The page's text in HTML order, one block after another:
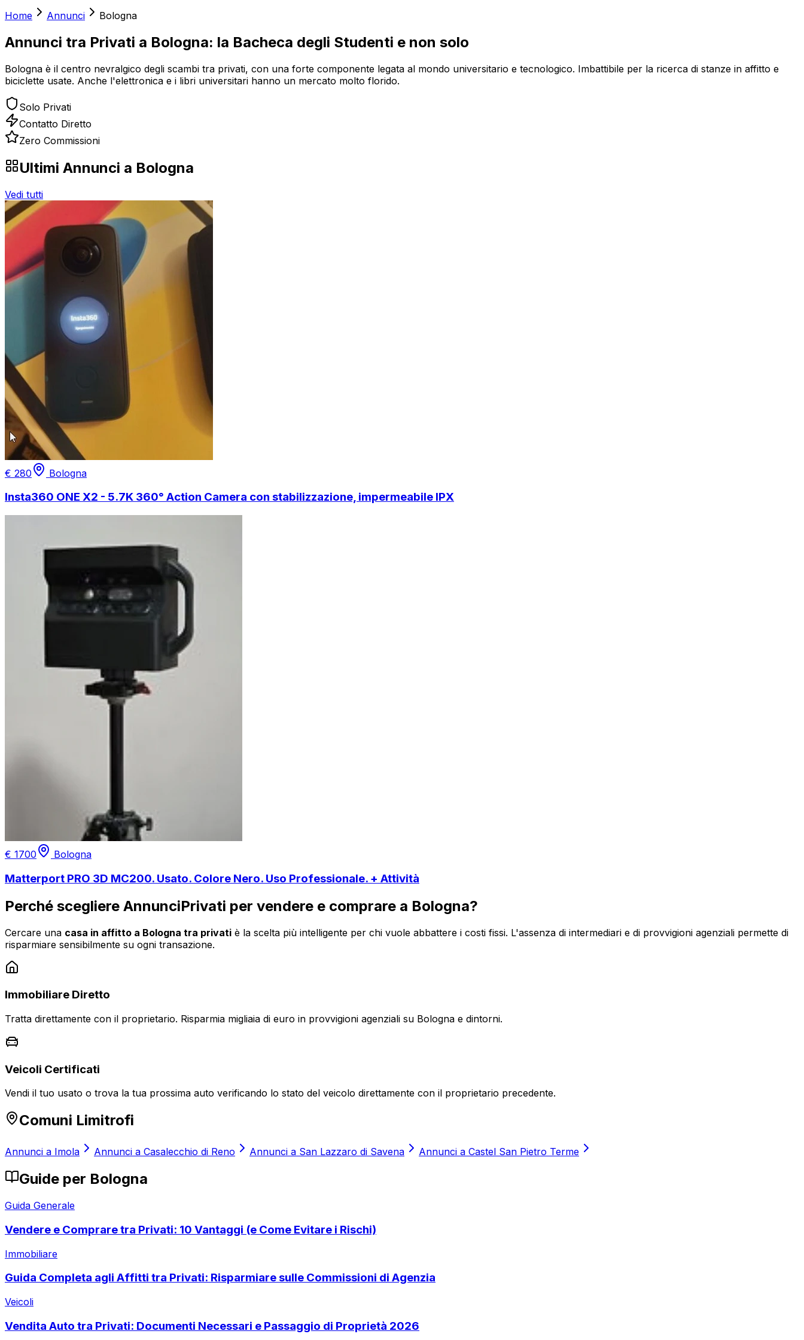
Home Annunci Bologna
Annunci tra Privati a Bologna: la Bacheca degli Studenti e non solo
Bologna è il centro nevralgico degli scambi tra privati, con una forte componente legata al mondo universitario e tecnologico. Imbattibile per la ricerca di stanze in affitto e
biciclette usate. Anche l'elettronica e i libri universitari hanno un mercato molto florido.
Solo Privati
Contatto Diretto
Zero Commissioni
Ultimi Annunci a Bologna
Vedi tutti
€ 280 Bologna
Insta360 ONE X2 - 5.7K 360° Action Camera con stabilizzazione, impermeabile IPX
€ 1700 Bologna
Matterport PRO 3D MC200. Usato. Colore Nero. Uso Professionale. + Attività
Perché scegliere AnnunciPrivati per vendere e comprare a Bologna?
Cercare una casa in affitto a Bologna tra privati è la scelta più intelligente per chi vuole abbattere i costi fissi. L'assenza di intermediari e di provvigioni agenziali permette di
risparmiare sensibilmente su ogni transazione.
Immobiliare Diretto
Tratta direttamente con il proprietario. Risparmia migliaia di euro in provvigioni agenziali su Bologna e dintorni.
Veicoli Certificati
Vendi il tuo usato o trova la tua prossima auto verificando lo stato del veicolo direttamente con il proprietario precedente.
Comuni Limitrofi
Annunci a Imola Annunci a Casalecchio di Reno Annunci a San Lazzaro di Savena Annunci a Castel San Pietro Terme
Guide per Bologna
Guida Generale
Vendere e Comprare tra Privati: 10 Vantaggi (e Come Evitare i Rischi)
Immobiliare
Guida Completa agli Affitti tra Privati: Risparmiare sulle Commissioni di Agenzia
Veicoli
Vendita Auto tra Privati: Documenti Necessari e Passaggio di Proprietà 2026